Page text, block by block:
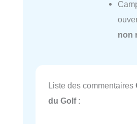
non
Liste des commentaires
du Golf: